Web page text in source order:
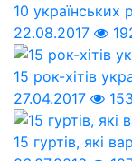
10 українських
22.08.2017
15 рок-хітів
27.04.2017
15 гуртів, які